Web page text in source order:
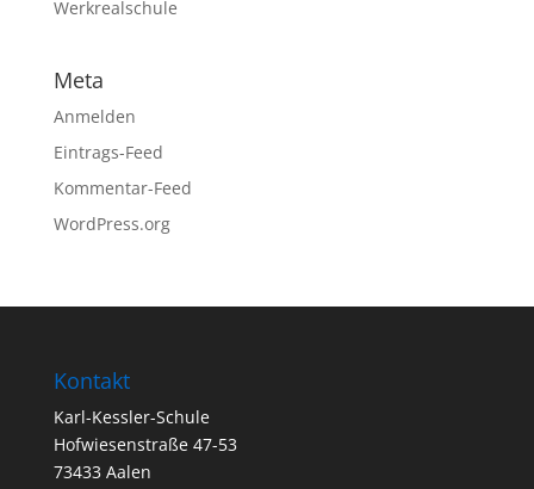
Werkrealschule
Meta
Anmelden
Eintrags-Feed
Kommentar-Feed
WordPress.org
Kontakt
Karl-Kessler-Schule
Hofwiesenstraße 47-53
73433 Aalen